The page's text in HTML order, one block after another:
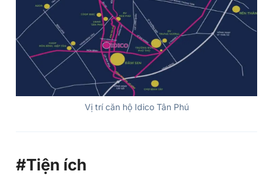
Vị trí căn hộ Idico Tân Phú
#Tiện ích